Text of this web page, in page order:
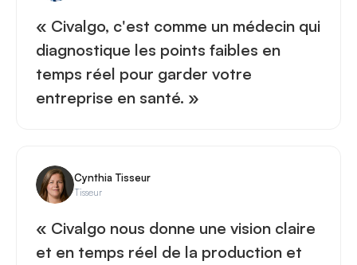
« Civalgo, c'est comme un médecin qui
diagnostique les points faibles en
temps réel pour garder votre
entreprise en santé. »
Cynthia Tisseur
Tisseur
« Civalgo nous donne une vision claire
et en temps réel de la production et